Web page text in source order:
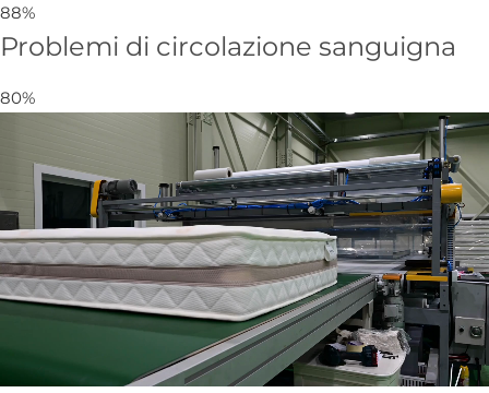
88%
Problemi di circolazione sanguigna
80%